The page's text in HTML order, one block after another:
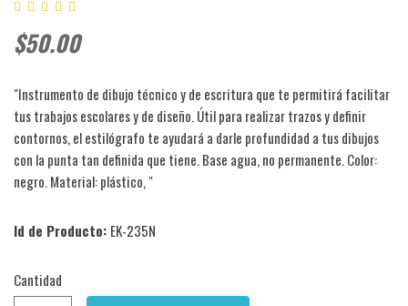
$50.00
"Instrumento de dibujo técnico y de escritura que te permitirá facilitar
tus trabajos escolares y de diseño. Útil para realizar trazos y definir
contornos, el estilógrafo te ayudará a darle profundidad a tus dibujos
con la punta tan definida que tiene. Base agua, no permanente. Color:
negro. Material: plástico, "
Id de Producto: EK-235N
Cantidad